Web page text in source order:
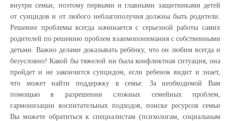
внутри семьи, поэтому первыми и главными защитниками детей
от суицидов и от любого неблагополучия должны быть родители.
Решение проблемы всегда начинается с серьезной работы самих
родителей по решению проблем взаимопонимания с собственными
детьми. Важно делами доказывать ребёнку, что он любим всегда и
безусловно! Какой бы тяжелой ни была конфликтная ситуация, она
пройдет и не закончится суицидом, если ребенок видит и знает,
что может найти поддержку в семье. За необходимой Вам
помощью в разрешении сложных семейных проблем,
гармонизации воспитательных подходов, поиске ресурсов семьи
Вы можете обратиться к специалистам (психологам, социальным